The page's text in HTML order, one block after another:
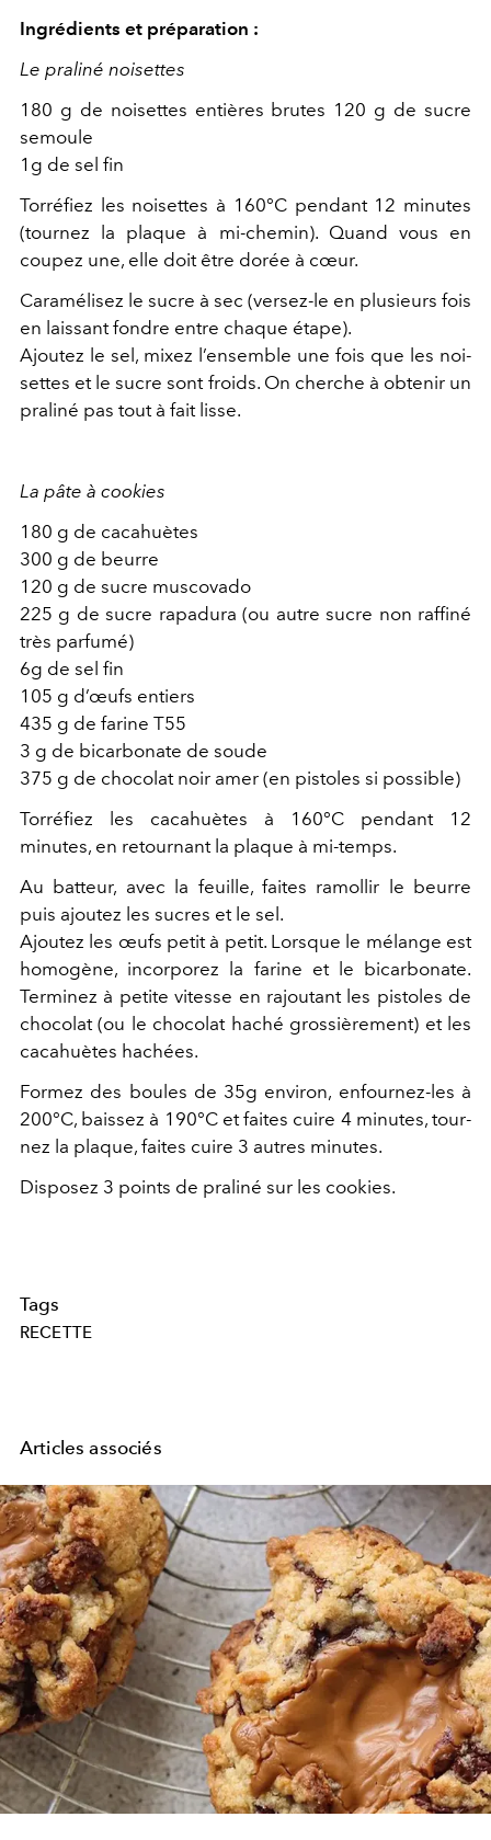
Ingrédients et préparation :
Le praliné noisettes
180 g de noisettes entières brutes 120 g de sucre
semoule
1g de sel fin
Torréfiez les noisettes à 160°C pendant 12 minutes
(tournez la plaque à mi-chemin). Quand vous en
coupez une, elle doit être dorée à cœur.
Caramélisez le sucre à sec (versez-le en plusieurs fois
en laissant fondre entre chaque étape).
Ajoutez le sel, mixez l’ensemble une fois que les noi-
settes et le sucre sont froids. On cherche à obtenir un
praliné pas tout à fait lisse.
La pâte à cookies
180 g de cacahuètes
300 g de beurre
120 g de sucre muscovado
225 g de sucre rapadura (ou autre sucre non raffiné
très parfumé)
6g de sel fin
105 g d’œufs entiers
435 g de farine T55
3 g de bicarbonate de soude
375 g de chocolat noir amer (en pistoles si possible)
Torréfiez les cacahuètes à 160°C pendant 12
minutes, en retournant la plaque à mi-temps.
Au batteur, avec la feuille, faites ramollir le beurre
puis ajoutez les sucres et le sel.
Ajoutez les œufs petit à petit. Lorsque le mélange est
homogène, incorporez la farine et le bicarbonate.
Terminez à petite vitesse en rajoutant les pistoles de
chocolat (ou le chocolat haché grossièrement) et les
cacahuètes hachées.
Formez des boules de 35g environ, enfournez-les à
200°C, baissez à 190°C et faites cuire 4 minutes, tour-
nez la plaque, faites cuire 3 autres minutes.
Disposez 3 points de praliné sur les cookies.
Tags
RECETTE
Articles associés